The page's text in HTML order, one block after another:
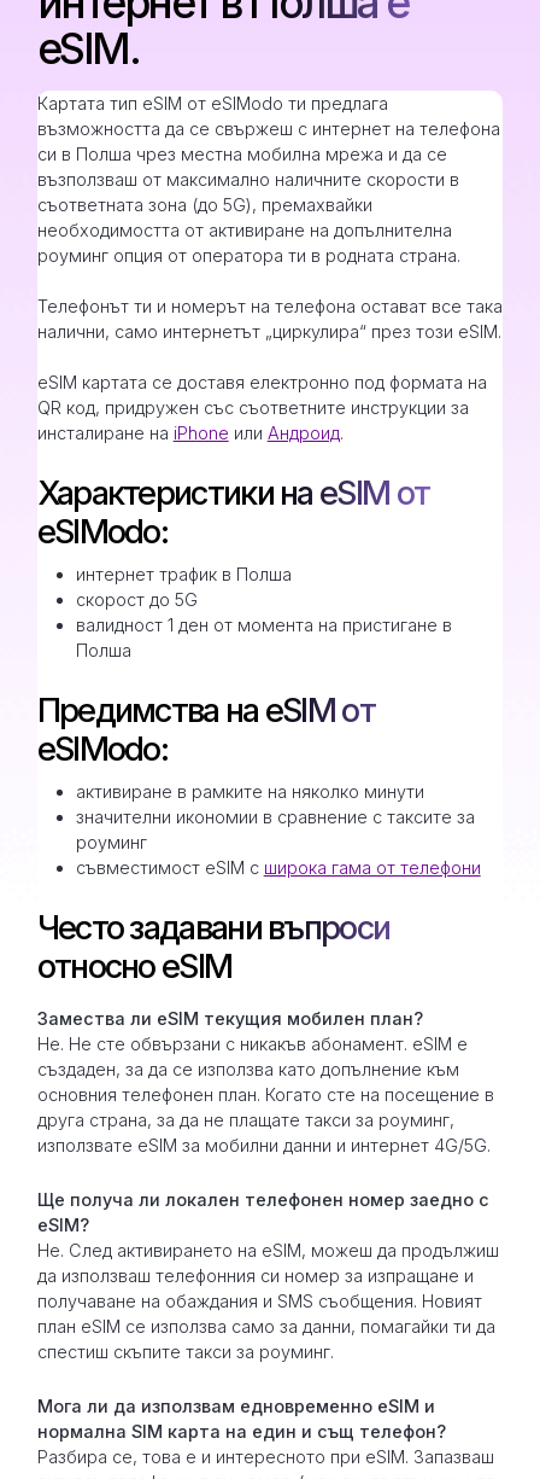
eSIM.
Картата тип eSIM от eSIModo ти предлага
възможността да се свържеш с интернет на телефона
си в Полша чрез местна мобилна мрежа и да се
възползваш от максимално наличните скорости в
съответната зона (до 5G), премахвайки
необходимостта от активиране на допълнителна
роуминг опция от оператора ти в родната страна.
Телефонът ти и номерът на телефона остават все така
налични, само интернетът „циркулира“ през този eSIM.
eSIM картата се доставя електронно под формата на
QR код, придружен със съответните инструкции за
инсталиране на iPhone или Андроид.
Характеристики на eSIM от
eSIModo:
интернет трафик в Полша
скорост до 5G
валидност 1 ден от момента на пристигане в
Полша
Предимства на eSIM от
eSIModo:
активиране в рамките на няколко минути
значителни икономии в сравнение с таксите за
роуминг
съвместимост eSIM с широка гама от телефони
Често задавани въпроси
относно eSIM
Замествa ли eSIM текущия мобилен план?
Не. Не сте обвързани с никакъв абонамент. eSIM е
създаден, за да се използва като допълнение към
основния телефонен план. Когато сте на посещение в
друга страна, за да не плащате такси за роуминг,
използвате eSIM за мобилни данни и интернет 4G/5G.
Ще получа ли локален телефонен номер заедно с
eSIM?
Не. След активирането на eSIM, можеш да продължиш
да използваш телефонния си номер за изпращане и
получаване на обаждания и SMS съобщения. Новият
план eSIM се използва само за данни, помагайки ти да
спестиш скъпите такси за роуминг.
Мога ли да използвам едновременно eSIM и
нормална SIM карта на един и същ телефон?
Разбира се, това е и интересното при eSIM. Запазваш